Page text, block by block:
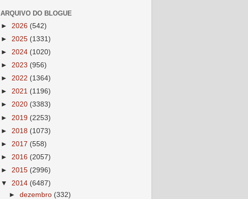
ARQUIVO DO BLOGUE
► 2026 (542)
► 2025 (1331)
► 2024 (1020)
► 2023 (956)
► 2022 (1364)
► 2021 (1196)
► 2020 (3383)
► 2019 (2253)
► 2018 (1073)
► 2017 (558)
► 2016 (2057)
► 2015 (2996)
▼ 2014 (6487)
►dezembro (332)